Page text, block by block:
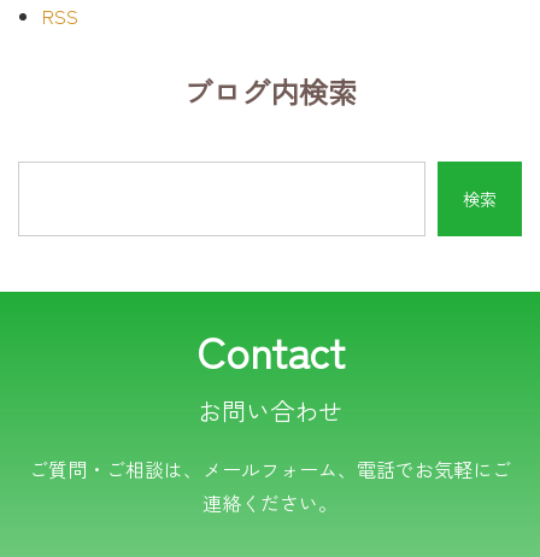
RSS
ブログ内検索
Contact
お問い合わせ
ご質問・ご相談は、メールフォーム、電話でお気軽にご
連絡ください。
電話でのお問い合わせ